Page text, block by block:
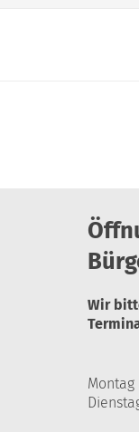
Wir
Montag